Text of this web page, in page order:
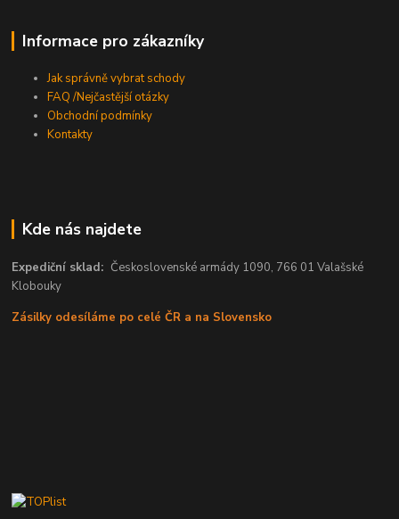
Informace pro zákazníky
Jak správně vybrat schody
FAQ /Nejčastější otázky
Obchodní podmínky
Kontakty
Kde nás najdete
Expediční sklad:Československé armády 1090, 766 01 Valašské
Klobouky
Zásilky odesíláme po celé ČR a na Slovensko